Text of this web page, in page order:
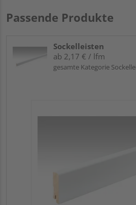
Passende Produkte
Sockelleisten
ab 2,17 € / lfm
gesamte Kategorie